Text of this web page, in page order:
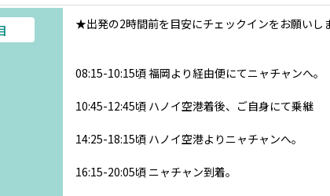
★出発の2時間前を目安にチェックインをお願い
08:15-10:15頃 福岡より経由便にてニャチャンへ。
10:45-12:45頃 ハノイ空港着後、ご自身にて乗継
14:25-18:15頃 ハノイ空港よりニャチャンへ。
16:15-20:05頃 ニャチャン到着。